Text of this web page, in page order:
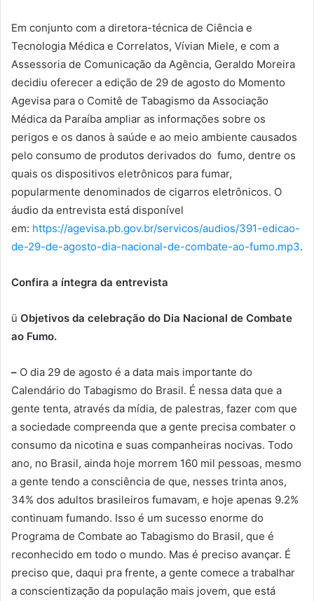
Em conjunto com a diretora-técnica de Ciência e
Tecnologia Médica e Correlatos, Vívian Miele, e com a
Assessoria de Comunicação da Agência, Geraldo Moreira
decidiu oferecer a edição de 29 de agosto do Momento
Agevisa para o Comitê de Tabagismo da Associação
Médica da Paraíba ampliar as informações sobre os
perigos e os danos à saúde e ao meio ambiente causados
pelo consumo de produtos derivados do fumo, dentre os
quais os dispositivos eletrônicos para fumar,
popularmente denominados de cigarros eletrônicos. O
áudio da entrevista está disponível
em: https://agevisa.pb.gov.br/servicos/audios/391-edicao-
de-29-de-agosto-dia-nacional-de-combate-ao-fumo.mp3.
Confira a íntegra da entrevista
ü Objetivos da celebração do Dia Nacional de Combate
ao Fumo.
– O dia 29 de agosto é a data mais importante do
Calendário do Tabagismo do Brasil. É nessa data que a
gente tenta, através da mídia, de palestras, fazer com que
a sociedade compreenda que a gente precisa combater o
consumo da nicotina e suas companheiras nocivas. Todo
ano, no Brasil, ainda hoje morrem 160 mil pessoas, mesmo
a gente tendo a consciência de que, nesses trinta anos,
34% dos adultos brasileiros fumavam, e hoje apenas 9.2%
continuam fumando. Isso é um sucesso enorme do
Programa de Combate ao Tabagismo do Brasil, que é
reconhecido em todo o mundo. Mas é preciso avançar. É
preciso que, daqui pra frente, a gente comece a trabalhar
a conscientização da população mais jovem, que está